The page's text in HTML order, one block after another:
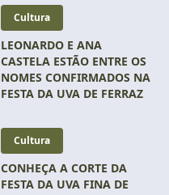
Cultura
LEONARDO E ANA
CASTELA ESTÃO ENTRE OS
NOMES CONFIRMADOS NA
FESTA DA UVA DE FERRAZ
Cultura
CONHEÇA A CORTE DA
FESTA DA UVA FINA DE